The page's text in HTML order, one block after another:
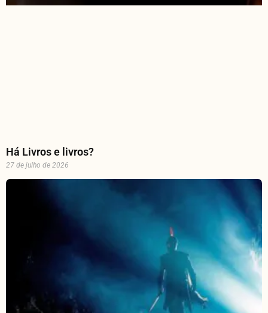
Há Livros e livros?
27 de julho de 2026